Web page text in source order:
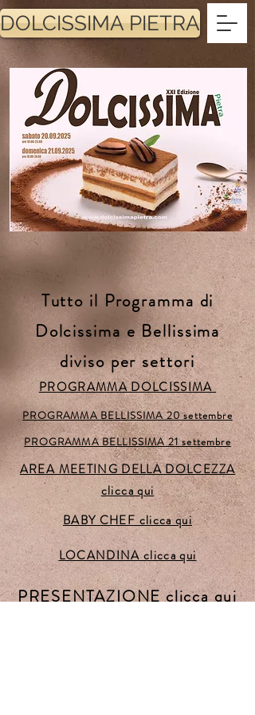
DOLCISSIMA PIETRA
Tutto il Programma di
Dolcissima e Bellissima
diviso per settori
PROGRAMMA DOLCISSIMA
PROGRAMMA BELLISSIMA 20 settembre
PROGRAMMA BELLISSIMA 21 settembre
AREA MEETING DELLA DOLCEZZA
clicca qui
BABY CHEF clicca qui
LOCANDINA clicca qui
PRESENTAZIONE clicca qui